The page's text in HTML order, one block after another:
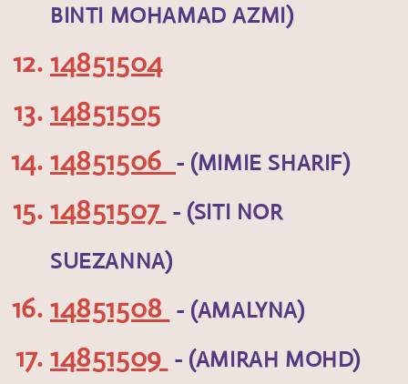
BINTI MOHAMAD AZMI)
14851504
14851505
14851506 - (MIMIE SHARIF)
14851507 - (SITI NOR
SUEZANNA)
14851508 - (AMALYNA)
14851509 - (AMIRAH MOHD)